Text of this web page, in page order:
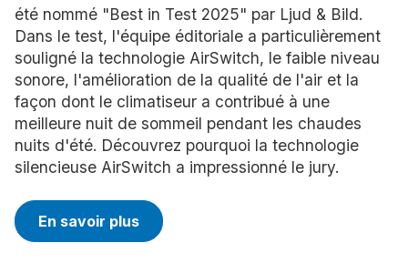
été nommé "Best in Test 2025" par Ljud & Bild.
Dans le test, l'équipe éditoriale a particulièrement
souligné la technologie AirSwitch, le faible niveau
sonore, l'amélioration de la qualité de l'air et la
façon dont le climatiseur a contribué à une
meilleure nuit de sommeil pendant les chaudes
nuits d'été. Découvrez pourquoi la technologie
silencieuse AirSwitch a impressionné le jury.
En savoir plus